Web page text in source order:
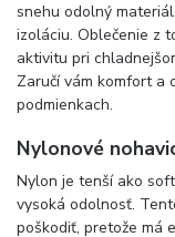
snehu odolný
izoláciu. Oblečenie z
aktivitu pri
Zaručí vám komfort a
podmienkach.
Nylonové
Nylon je tenší ako
vysoká odolnosť.
poškodiť, pretože má